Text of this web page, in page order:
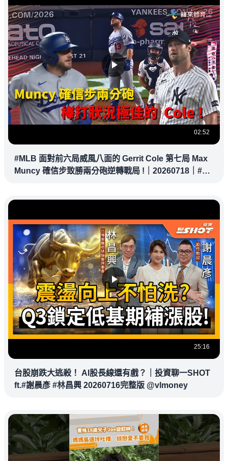
02:52
#MLB 面對前六局威風八面的 Gerrit Cole 第七局 Max
Muncy 確信步致勝兩分砲逆轉戰局 !｜20260718｜#洛
25:16
台股崩跌大逃殺！ AI股長線還有戲？｜投資聊一SHOT
ft.#謝晨彥 #林昌興 20260716完整版 @vlmoney